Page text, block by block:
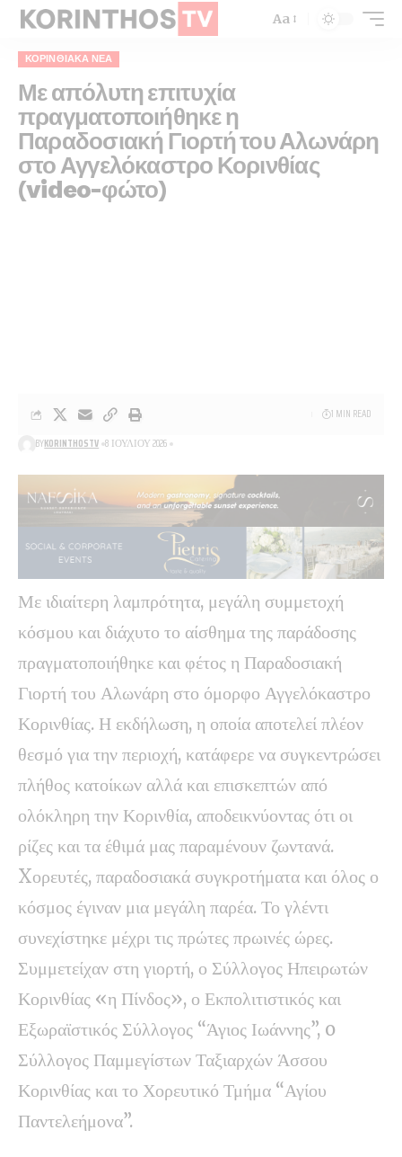
Aa
ΚΟΡΙΝΘΙΑΚΆ ΝΈΑ
Με απόλυτη επιτυχία
πραγματοποιήθηκε η
Παραδοσιακή Γιορτή του Αλωνάρη
στο Αγγελόκαστρο Κορινθίας
(video-φώτο)
BYKORINTHOSTV 8 ΙΟΥΛΊΟΥ 2026
1 MIN READ
Με ιδιαίτερη λαμπρότητα, μεγάλη συμμετοχή
κόσμου και διάχυτο το αίσθημα της παράδοσης
πραγματοποιήθηκε και φέτος η Παραδοσιακή
Γιορτή του Αλωνάρη στο όμορφο Αγγελόκαστρο
Κορινθίας. Η εκδήλωση, η οποία αποτελεί πλέον
θεσμό για την περιοχή, κατάφερε να συγκεντρώσει
πλήθος κατοίκων αλλά και επισκεπτών από
ολόκληρη την Κορινθία, αποδεικνύοντας ότι οι
ρίζες και τα έθιμά μας παραμένουν ζωντανά.
Xορευτές, παραδοσιακά συγκροτήματα και όλος ο
κόσμος έγιναν μια μεγάλη παρέα. Το γλέντι
συνεχίστηκε μέχρι τις πρώτες πρωινές ώρες.
Συμμετείχαν στη γιορτή, ο Σύλλογος Ηπειρωτών
Κορινθίας «η Πίνδος», ο Εκπολιτιστικός και
Εξωραϊστικός Σύλλογος “Άγιος Ιωάννης”, o
Σύλλογος Παμμεγίστων Ταξιαρχών Άσσου
Κορινθίας και το Χορευτικό Τμήμα “Αγίου
Παντελεήμονα”.